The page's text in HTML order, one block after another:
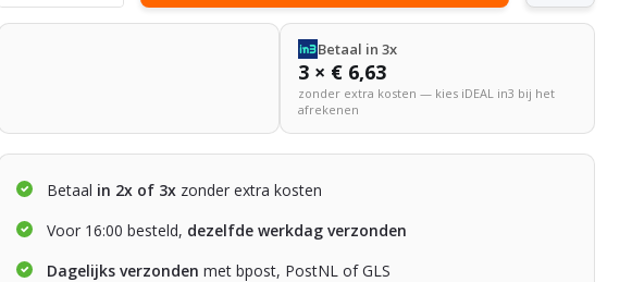
Betaal in 3x
3 × € 6,63
zonder extra kosten — kies iDEAL in3 bij het
afrekenen
Betaal in 2x of 3x zonder extra kosten
Voor 16:00 besteld, dezelfde werkdag verzonden
Dagelijks verzonden met bpost, PostNL of GLS